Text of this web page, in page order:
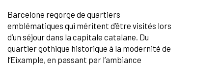
Barcelone regorge de quartiers
emblématiques qui méritent d’être visités lors
d’un séjour dans la capitale catalane. Du
quartier gothique historique à la modernité de
l’Eixample, en passant par l’ambiance